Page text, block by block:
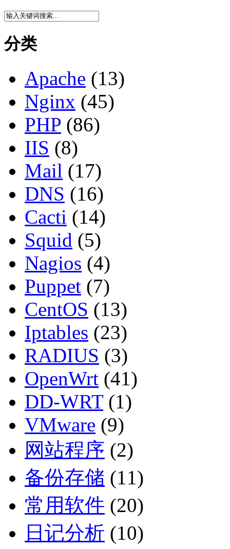
分类
Apache (13)
Nginx (45)
PHP (86)
IIS (8)
Mail (17)
DNS (16)
Cacti (14)
Squid (5)
Nagios (4)
Puppet (7)
CentOS (13)
Iptables (23)
RADIUS (3)
OpenWrt (41)
DD-WRT(1)
VMware (9)
网站程序 (2)
备份存储 (11)
常用软件 (20)
日记分析 (10)